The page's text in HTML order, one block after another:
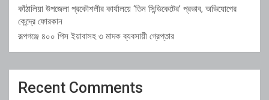
কাঁঠালিয়া উপজেলা প্রকৌশলীর কার্যালয়ে ‘তিন সিন্ডিকেটের’ প্রভাব, অভিযোগের
কেন্দ্রে ফোরকান
রূপগঞ্জে ৪০০ পিস ইয়াবাসহ ৩ মাদক ব্যবসায়ী গ্রেপ্তার
Recent Comments